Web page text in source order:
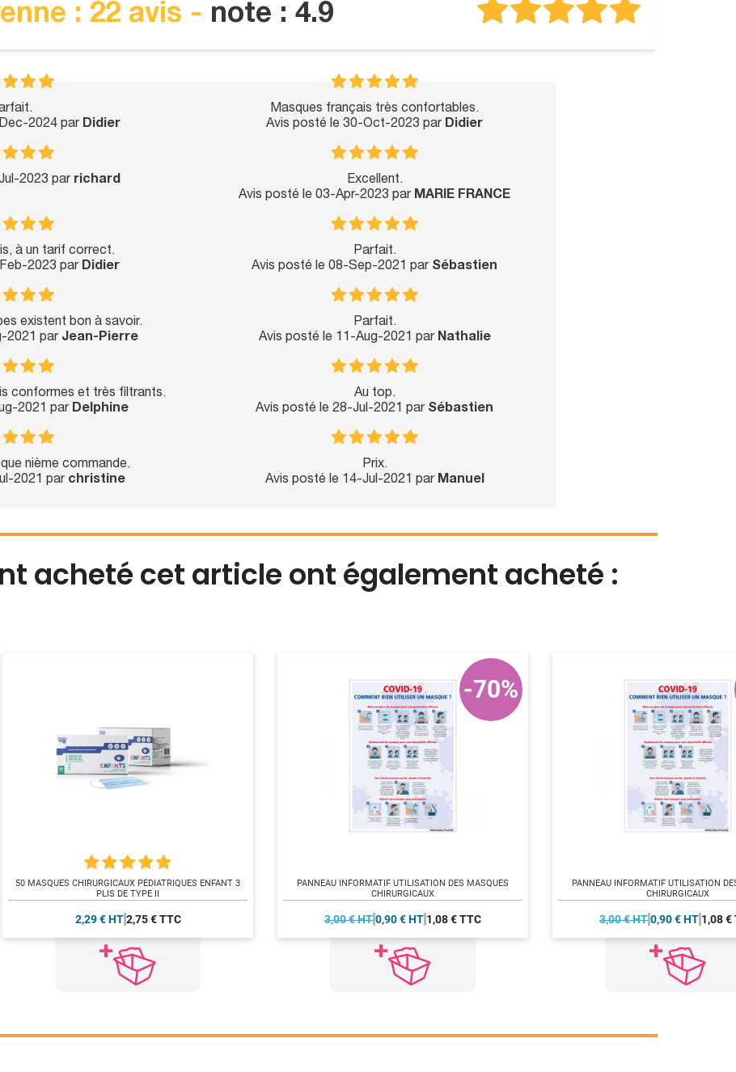
: 22 avis - note : 4.9
2024 par Didier
Masques français très confortables.
Avis posté le 30-Oct-2023 par Didier
2023 par richard
Excellent.
Avis posté le 03-Apr-2023 par MARIE FRANCE
à un tarif correct.
2023 par Didier
Parfait.
Avis posté le 08-Sep-2021 par Sébastien
existent bon à savoir.
2021 par Jean-Pierre
Parfait.
Avis posté le 11-Aug-2021 par Nathalie
conformes et très filtrants.
2021 par Delphine
Au top.
Avis posté le 28-Jul-2021 par Sébastien
nième commande.
2021 par christine
Prix.
Avis posté le 14-Jul-2021 par Manuel
acheté cet article ont également acheté :
50 MASQUES CHIRURGICAUX PÉDIATRIQUES ENFANT 3
PLIS DE TYPE II
2,29 € HT 2,75 € TTC
PANNEAU INFORMATIF UTILISATION DES MASQUES
CHIRURGICAUX
3,00 € HT0,90 € HT 1,08 € TTC
-70%
PANNEAU INFORMATIF UTILISATION
CHIRURGICAUX
3,00 € HT0,90 € HT 1,08 €